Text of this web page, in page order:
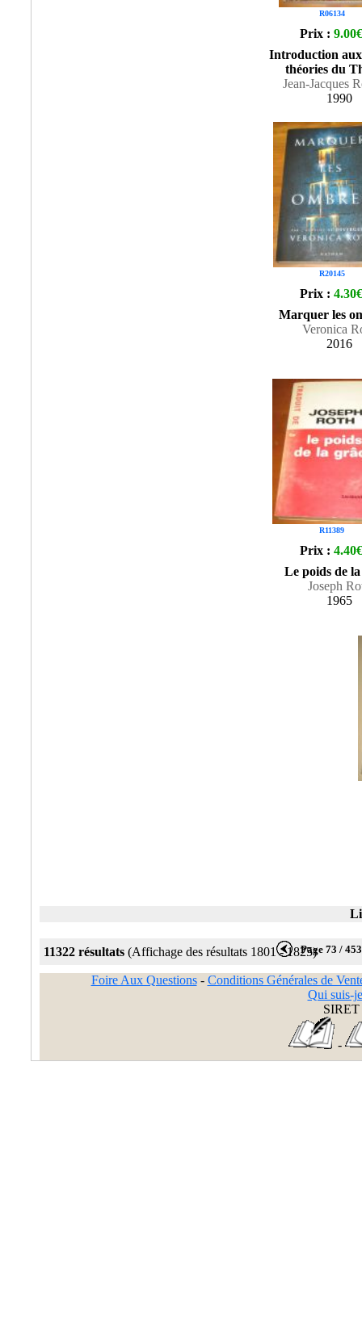
R06134
Prix : 9.00€
Introduction
théories du
Jean-Jacques
1990
R20145
Prix : 4.30€
Marquer les
Veronica
2016
R11389
Prix : 4.40€
Le poids de
Joseph
1965
11322 résultats (Affichage des résultats 1801 - 1825)Page 73 / 453
Foire Aux Questions- Conditions Générales de
Qui suis-
SIRET
-